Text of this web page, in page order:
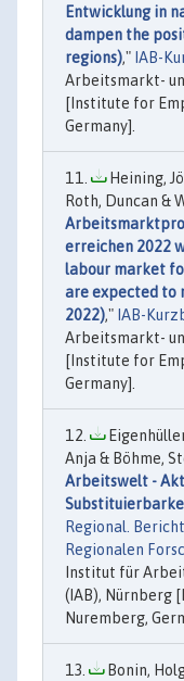
Entwicklung in
dampen the
regions)," IAB-
Arbeitsmarkt-
[Institute for
Germany].
Heining,
Roth, Duncan &
erreichen 2022
labour market
are expected to
2022)," IAB-
Arbeitsmarkt-
[Institute for
Germany].
Anja & Böhme,
Arbeitswelt -
Regional.
Regionalen
Institut für
(IAB), Nürnberg
Nuremberg,
Bonin,